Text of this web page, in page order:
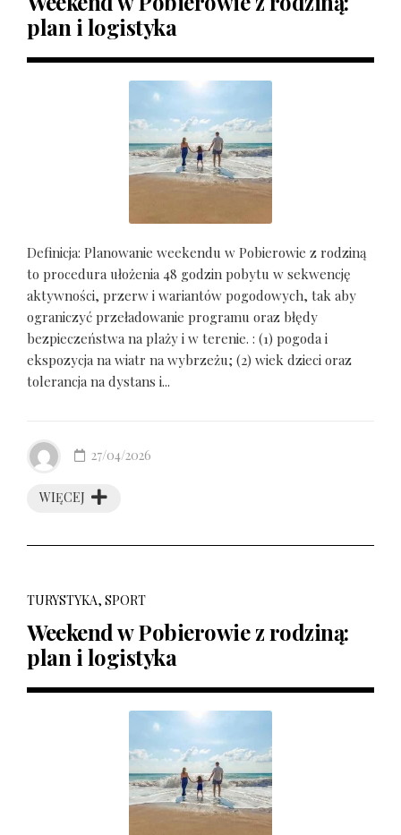
plan i logistyka
Definicja: Planowanie weekendu w Pobierowie z rodziną
to procedura ułożenia 48 godzin pobytu w sekwencję
aktywności, przerw i wariantów pogodowych, tak aby
ograniczyć przeładowanie programu oraz błędy
bezpieczeństwa na plaży i w terenie. : (1) pogoda i
ekspozycja na wiatr na wybrzeżu; (2) wiek dzieci oraz
tolerancja na dystans i...
WIĘCEJ
27/04/2026
TURYSTYKA, SPORT
Weekend w Pobierowie z rodziną:
plan i logistyka